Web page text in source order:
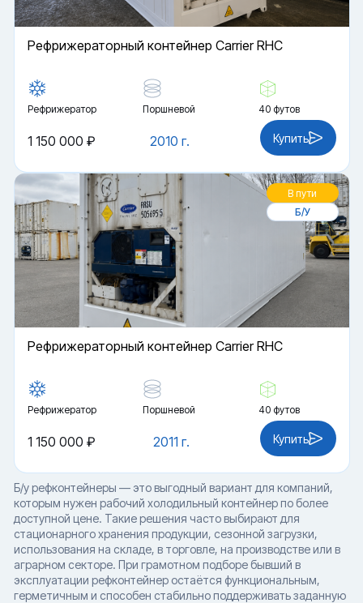
Рефрижераторный контейнер Carrier RHC
Рефрижератор Поршневой 40 футов
2010 г.
1 150 000 ₽ Купить
В пути
Б/У
Рефрижераторный контейнер Carrier RHC
Рефрижератор Поршневой 40 футов
2011 г.
1 150 000 ₽ Купить
Б/у рефконтейнеры — это выгодный вариант для компаний,
которым нужен рабочий холодильный контейнер по более
доступной цене. Такие решения часто выбирают для
стационарного хранения продукции, сезонной загрузки,
использования на складе, в торговле, на производстве или в
аграрном секторе. При грамотном подборе бывший в
эксплуатации рефконтейнер остаётся функциональным,
герметичным и способен стабильно поддерживать заданную